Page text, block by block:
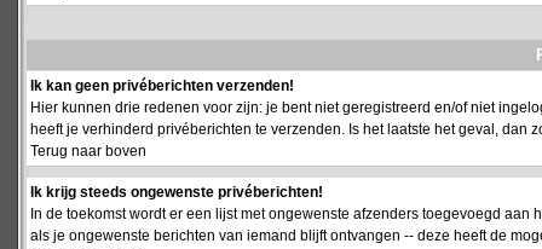
Ik kan geen privéberichten verzenden!
Hier kunnen drie redenen voor zijn: je bent niet geregistreerd en/of niet
heeft je verhinderd privéberichten te verzenden. Is het laatste het geval, dan
Terug naar boven
Ik krijg steeds ongewenste privéberichten!
In de toekomst wordt er een lijst met ongewenste afzenders toegevoegd
als je ongewenste berichten van iemand blijft ontvangen -- deze heeft de